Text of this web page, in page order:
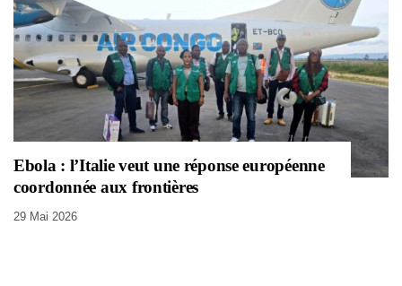
Ebola : l’Italie veut une réponse européenne
coordonnée aux frontières
29 Mai 2026